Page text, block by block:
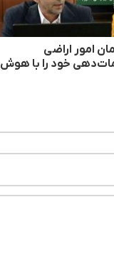
امور اراضی
خود را با هوش